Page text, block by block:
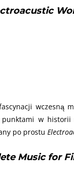
wczesną
w historii
po prostu
Music for